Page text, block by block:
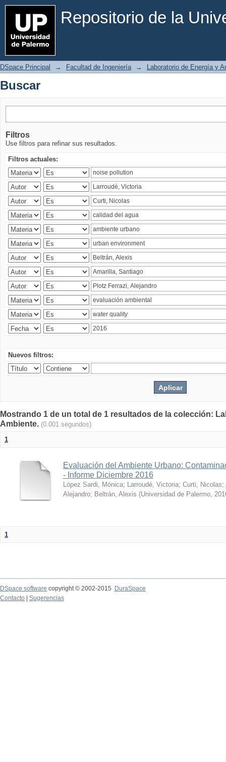
Repositorio de la
Buscar
DSpace Principal → Facultad de Ingeniería → Laboratorio de Energía y
Buscar
Filtros
Use filtros para refinar sus resultados.
Filtros actuales:
Nuevos filtros:
Mostrando 1 de un total de 1 resultados de la colección:
Ambiente. (0.001 segundos)
1
Evaluación del Ambiente Urbano:
- Informe Diciembre 2016
López Sardi, Mónica; Larroudé, Victoria; Curti, Nicolas;
Alejandro; Beltrán, Alexis (Universidad de Palermo,
1
DSpace software copyright © 2002-2015
DuraSpace
Contacto
Sugerencias